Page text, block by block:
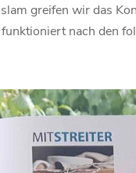
greifen wir das
nach den